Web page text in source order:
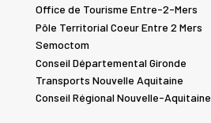
Office de Tourisme Entre-2-Mers
Pôle Territorial Coeur Entre 2 Mers
Semoctom
Conseil Départemental Gironde
Transports Nouvelle Aquitaine
Conseil Régional Nouvelle-Aquitaine